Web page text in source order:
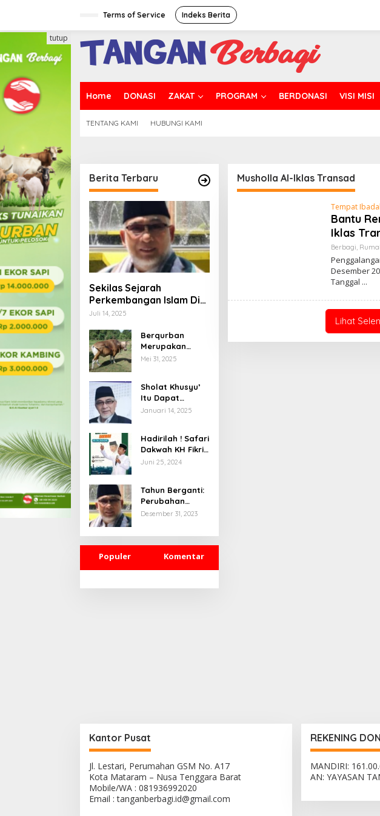
Terms of Service Indeks Berita
Home DONASI ZAKAT PROGRAM BERDONASI VISI MISI
TENTANG KAMI HUBUNGI KAMI
tutup
Berita Terbaru
Sekilas Sejarah
Perkembangan Islam Di
Lombok
Juli 14, 2025
Berqurban
Merupakan
Puncak
Mei 31, 2025
Sholat Khusyu’
Itu Dapat
Menembus
Januari 14, 2025
Hadirilah ! Safari
Dakwah KH Fikri
Haikal MZ di
Juni 25, 2024
Tahun Berganti:
Perubahan
Hidup dalam diri
Kesuksesan
Desember 31, 2023
Populer Komentar
Musholla Al-Iklas Transad
Tempat
Bantu
Iklas
Berbagi,
Desember
Tanggal
Lihat
Kantor Pusat
Jl. Lestari, Perumahan GSM No. A17
Kota Mataram – Nusa Tenggara Barat
Mobile/WA : 081936992020
Email : tanganberbagi.id@gmail.com
REKENING
MANDIRI:
AN: YAYASAN